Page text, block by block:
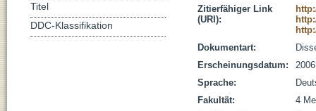
Zitierfähiger Link
(URI):
Dokumentart:
Erscheinungsdatum:
2006
Sprache:
Fakultät:
4
Titel
DDC-Klassifikation